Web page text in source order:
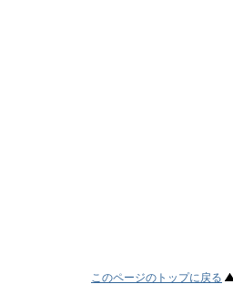
このページのトップに戻る